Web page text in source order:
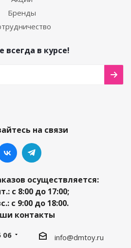
Бренды
всегда в курсе!
на связи
осуществляется:
с 8:00 до 17:00;
с 9:00 до 18:00.
контакты
06 info@dmtoy.ru